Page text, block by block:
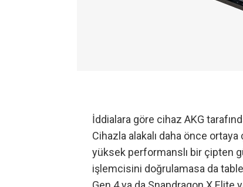
İddialara göre cihaz AKG
Cihazla alakalı daha önce
yüksek performanslı bir çipten
işlemcisini doğrulamasa da